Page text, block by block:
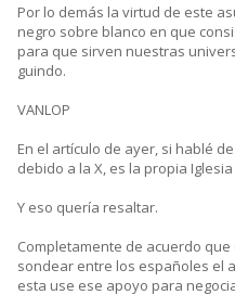
Por lo demás la virtud de este
negro sobre blanco en que
para que sirven nuestras
guindo.
VANLOP
En el artículo de ayer, si hablé
debido a la X, es la propia
Y eso quería resaltar.
Completamente de acuerdo
sondear entre los españoles el
esta use ese apoyo para